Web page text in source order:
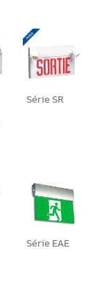
Série SR
Série EAE